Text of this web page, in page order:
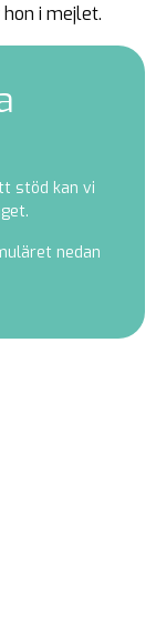
i mejlet.
stöd kan vi
nedan